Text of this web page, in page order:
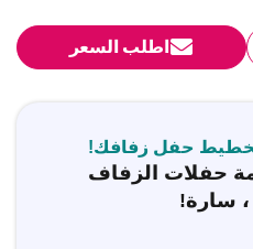
اطلب السعر
حفل زفافك!
حفلات الزفاف
سارة!